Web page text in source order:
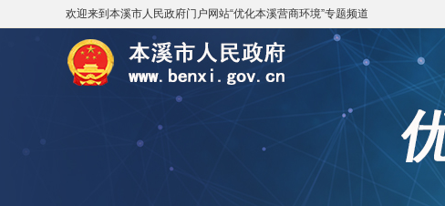
欢迎来到 本溪市人民政府门户网站“优化本溪营商环境”专题频道